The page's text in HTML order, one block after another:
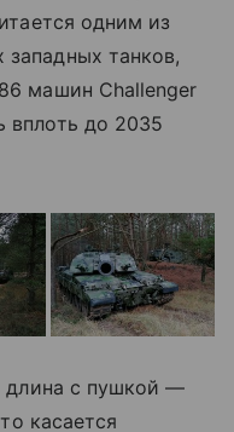
одним из
танков,
машин Challenger
вплоть до 2035
длина с пушкой—
касается